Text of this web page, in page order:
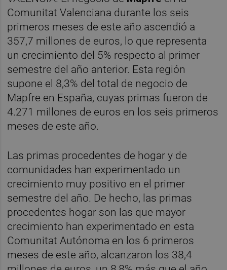
Comunitat Valenciana durante los seis
primeros meses de este año ascendió a
357,7 millones de euros, lo que representa
un crecimiento del 5% respecto al primer
semestre del año anterior. Esta región
supone el 8,3% del total de negocio de
Mapfre en España, cuyas primas fueron de
4.271 millones de euros en los seis primeros
meses de este año.
Las primas procedentes de hogar y de
comunidades han experimentado un
crecimiento muy positivo en el primer
semestre del año. De hecho, las primas
procedentes hogar son las que mayor
crecimiento han experimentado en esta
Comunitat Autónoma en los 6 primeros
meses de este año, alcanzaron los 38,4